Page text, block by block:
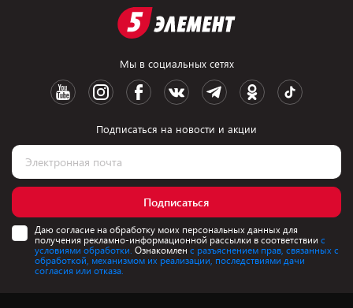
Мы в социальных сетях
Подписаться на новости и акции
Подписаться
Даю согласие на обработку моих персональных данных для
получения рекламно-информационной рассылки в соответствии с
условиями обработки. Ознакомлен с разъяснением прав, связанных с
обработкой, механизмом их реализации, последствиями дачи
согласия или отказа.